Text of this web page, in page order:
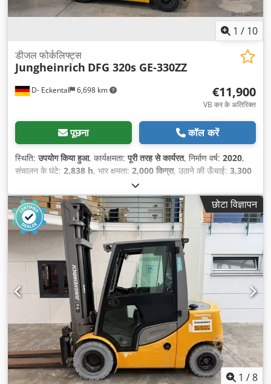
1 / 10
D- Eckental 6,698 km
डीजल फोर्कलिफ्ट्स
Jungheinrich DFG 320s GE-330ZZ
€11,900
VB कर के अतिरिक्त
पूछना कॉल करें
स्थिति:उपयोग किया हुआ, कार्यक्षमता:पूरी तरह से कार्यरत, निर्माण वर्ष: 2020,
संचालन के घंटे: 2,838 h, भार क्षमता: 2,000 किग्रा, उठाने की ऊँचाई: 3,300
, ईंधन का प्रकार:
डुप्लेक्स, निर्माण ऊँचाई:2,167 मिमी, शक्ति:29 किलोवाट (39.43 एचपी), फोर्क
कैरिज चौड़ाई:980 मिमी, फोर्क की लंबाई:1,150 मिमी, खाली वजन:3,225
किग्रा, कुल लंबाई:2,341 मिमी, ड्राइव प्रकार:Diesel, निर्माण चौड़ाई:1,110
मिमी,
छोटा विज्ञापन
1 /8